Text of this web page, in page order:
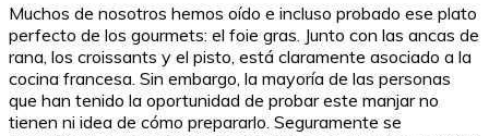
Muchos de nosotros hemos oído e incluso probado ese plato
perfecto de los gourmets: el foie gras. Junto con las ancas de
rana, los croissants y el pisto, está claramente asociado a la
cocina francesa. Sin embargo, la mayoría de las personas
que han tenido la oportunidad de probar este manjar no
tienen ni idea de cómo prepararlo. Seguramente se